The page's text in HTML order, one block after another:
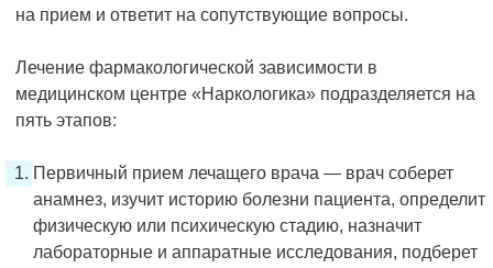
на прием и ответит на сопутствующие вопросы.
Лечение фармакологической зависимости в
медицинском центре «Наркологика» подразделяется на
пять этапов:
Первичный прием лечащего врача — врач соберет
анамнез, изучит историю болезни пациента, определит
физическую или психическую стадию, назначит
лабораторные и аппаратные исследования, подберет